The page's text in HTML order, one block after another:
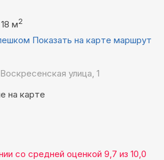
м2
Показать на карте маршрут
улица, 1
на карте
со средней оценкой 9,7 из 10,0